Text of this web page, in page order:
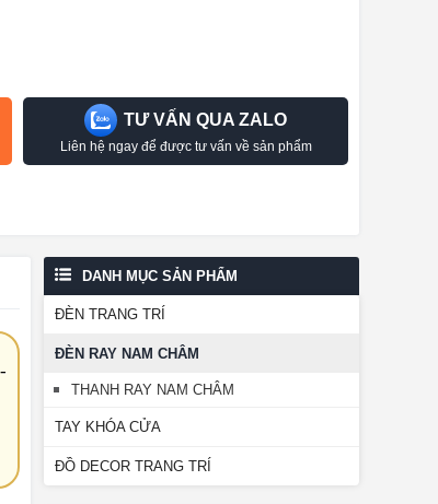
TƯ VẤN QUA ZALO
Liên hệ ngay để được tư vấn về sản phẩm
DANH MỤC SẢN PHẨM
ĐÈN TRANG TRÍ
ĐÈN RAY NAM CHÂM
THANH RAY NAM CHÂM
TAY KHÓA CỬA
ĐỒ DECOR TRANG TRÍ